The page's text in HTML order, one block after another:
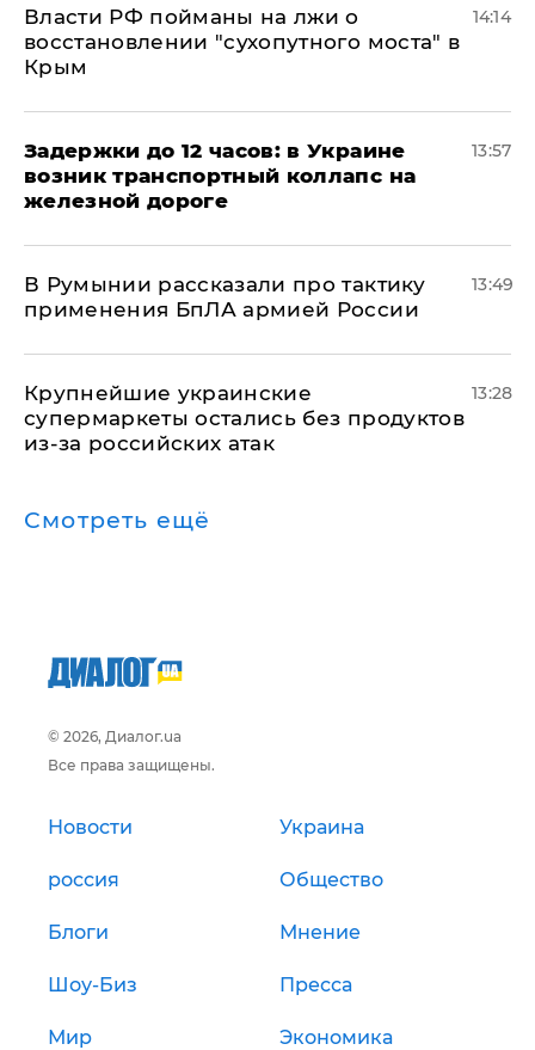
Власти РФ пойманы на лжи о
восстановлении "сухопутного моста" в
Крым
14:14
Задержки до 12 часов: в Украине
возник транспортный коллапс на
железной дороге
13:57
В Румынии рассказали про тактику
применения БпЛА армией России
13:49
Крупнейшие украинские
супермаркеты остались без продуктов
из-за российских атак
13:28
Смотреть ещё
© 2026, Диалог.ua
Все права защищены.
Новости Украина
россия Общество
Блоги Мнение
Шоу-Биз Пресса
Мир Экономика